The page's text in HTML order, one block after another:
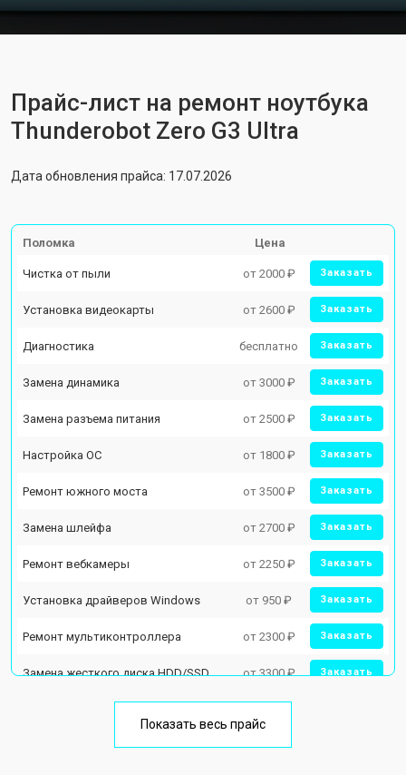
Прайс-лист на ремонт ноутбука
Thunderobot Zero G3 Ultra
Дата обновления прайса: 17.07.2026
Поломка Цена
Чистка от пыли от 2000 ₽ Заказать
Установка видеокарты от 2600 ₽ Заказать
Диагностика бесплатно Заказать
Замена динамика от 3000 ₽ Заказать
Замена разъема питания от 2500 ₽ Заказать
Настройка ОС от 1800 ₽ Заказать
Ремонт южного моста от 3500 ₽ Заказать
Замена шлейфа от 2700 ₽ Заказать
Ремонт вебкамеры от 2250 ₽ Заказать
Установка драйверов Windows от 950 ₽ Заказать
Ремонт мультиконтроллера от 2300 ₽ Заказать
Замена жесткого диска HDD/SSD от 3300 ₽ Заказать
от 1500 ₽
Показать весь прайс